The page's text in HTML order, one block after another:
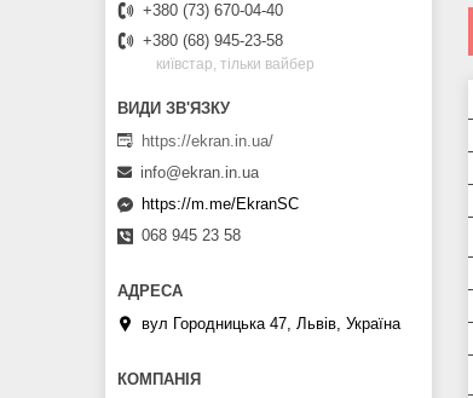
+380 (73) 670-04-40
+380 (68) 945-23-58
київстар, тільки вайбер
https://ekran.in.ua/
info@ekran.in.ua
https://m.me/EkranSC
068 945 23 58
вул Городницька 47, Львів, Україна